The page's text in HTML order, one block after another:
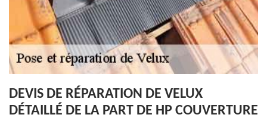
DEVIS DE RÉPARATION DE VELUX
DÉTAILLÉ DE LA PART DE HP COUVERTURE